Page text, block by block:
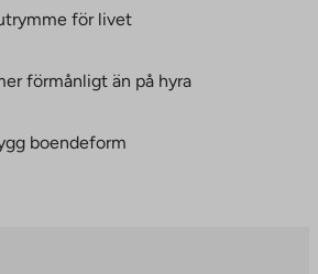
för livet
förmånligt än på hyra
boendeform